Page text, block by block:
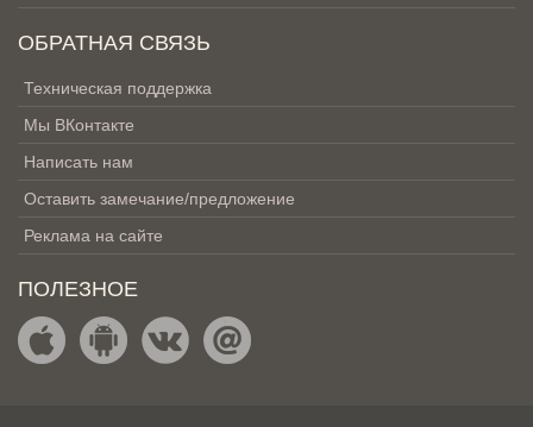
ОБРАТНАЯ СВЯЗЬ
Техническая поддержка
Мы ВКонтакте
Написать нам
Оставить замечание/предложение
Реклама на сайте
ПОЛЕЗНОЕ